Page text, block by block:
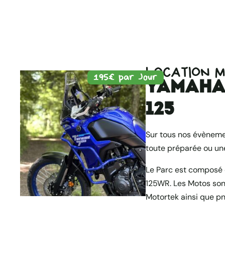
195€ par JourLOCATION
125
Sur tous nos
toute préparée ou
Le Parc est
125WR. Les Motos
Motortek ainsi que